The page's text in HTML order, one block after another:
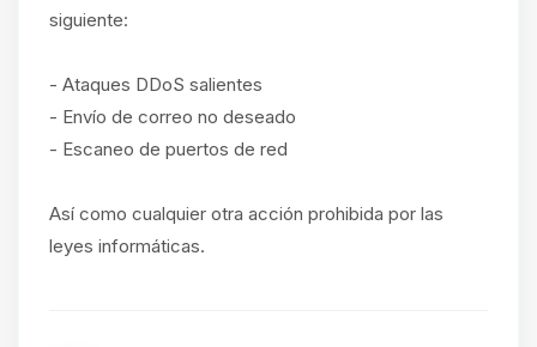
siguiente:
- Ataques DDoS salientes
- Envío de correo no deseado
- Escaneo de puertos de red
Así como cualquier otra acción prohibida por las
leyes informáticas.